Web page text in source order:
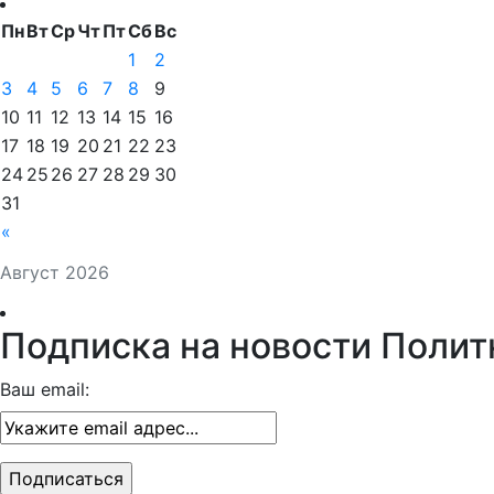
Август 2026
ПнВтСрЧтПтСбВс
«
1
2
3
4 5 6 7 8
9
10 11 12 13 14 15 16
17 18 19 20 21 22 23
24 25 26 27 28 29 30
31
Подписка на новости
Ваш email: